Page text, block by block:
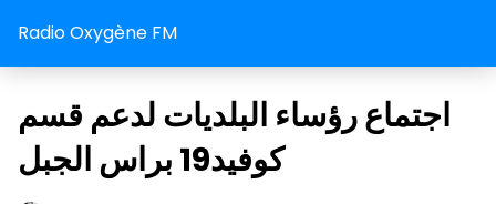
Radio Oxygène FM
اجتماع رؤساء البلديات لدعم قسم
كوفيد19 براس الجبل